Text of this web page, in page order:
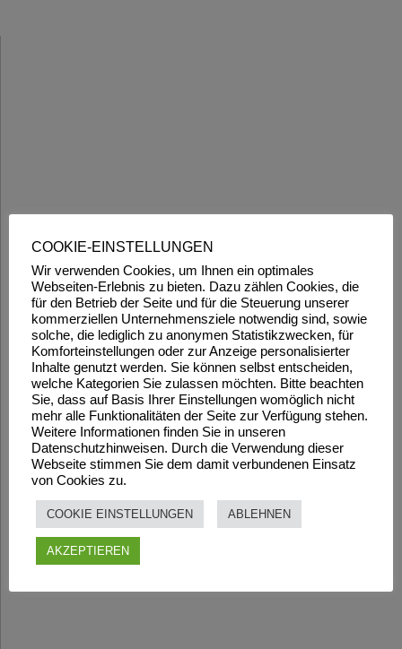
COOKIE-EINSTELLUNGEN
Wir verwenden Cookies, um Ihnen ein optimales
Webseiten-Erlebnis zu bieten. Dazu zählen Cookies, die
für den Betrieb der Seite und für die Steuerung unserer
kommerziellen Unternehmensziele notwendig sind, sowie
solche, die lediglich zu anonymen Statistikzwecken, für
Komforteinstellungen oder zur Anzeige personalisierter
Inhalte genutzt werden. Sie können selbst entscheiden,
welche Kategorien Sie zulassen möchten. Bitte beachten
Sie, dass auf Basis Ihrer Einstellungen womöglich nicht
mehr alle Funktionalitäten der Seite zur Verfügung stehen.
Weitere Informationen finden Sie in unseren
Datenschutzhinweisen. Durch die Verwendung dieser
Webseite stimmen Sie dem damit verbundenen Einsatz
von Cookies zu.
COOKIE EINSTELLUNGEN ABLEHNEN
AKZEPTIEREN